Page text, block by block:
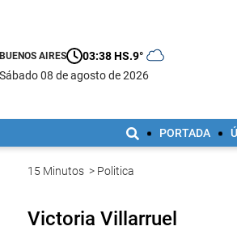
BUENOS AIRES 03:38 HS.9°
sábado 08 de agosto de 2026
PORTADA
15 Minutos > Politica
Victoria Villarruel